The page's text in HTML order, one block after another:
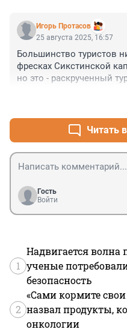
Игорь Протасов
25 августа 2025, 16:57
Большинство туристов
фресках Сикстинской
но это - раскрученный
Читать
Гость
Войти
1
Надвигается
ученые
безопасность
2
«Сами кормите
назвал продукты,
онкологии